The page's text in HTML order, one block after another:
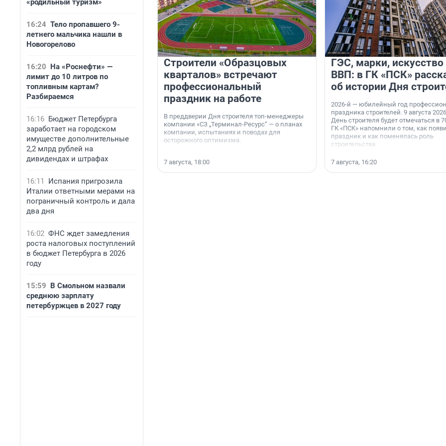
«родильный туризм»
16:24 Тело пропавшего 9-
летнего мальчика нашли в
Новогорелово
16:20 На «Роснефти» —
лимит до 10 литров по
топливным картам?
Разбираемся
16:16 Бюджет Петербурга
заработает на городском
имуществе дополнительные
2,2 млрд рублей на
дивидендах и штрафах
16:11
Испания пригрозила
Италии ответными мерами на
пограничный контроль и дала
два дня
16:02 ФНС ждет замедления
роста налоговых поступлений
в бюджет Петербурга в 2026
году
15:59 В Смольном назвали
среднюю зарплату
петербуржцев в 2027 году
Строители «Образцовых
кварталов» встречают
профессиональный
праздник на работе
В преддверии Дня строителя топ-менеджеры
компании «СЗ „Терминал-Ресурс“ — о планах
компании, испытаниях и поводах для
осторожного оптимизма.
7 августа, 18:00
ГЭС, марки, искусство
ВВП: в ГК «ПСК»
об истории Дня
2026-й — юбилейный год
праздника строителей. 9 августа
День строителя будет отмечаться в
ГК «ПСК» напомнили о том, как
праздник и как поменялась роль
строительства.
7 августа, 16:20